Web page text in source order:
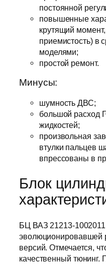
постоянной
повышенные
крутящий момент,
приемистость) в
моделями;
простой ремонт.
Минусы:
шумность ДВС;
большой расход
жидкостей;
произвольная
втулки пальцев
впрессованы в
Блок
БЦ ВАЗ 21213-1002011
эволюционировавшей
версий. Отмечается,
качественный тюнинг.